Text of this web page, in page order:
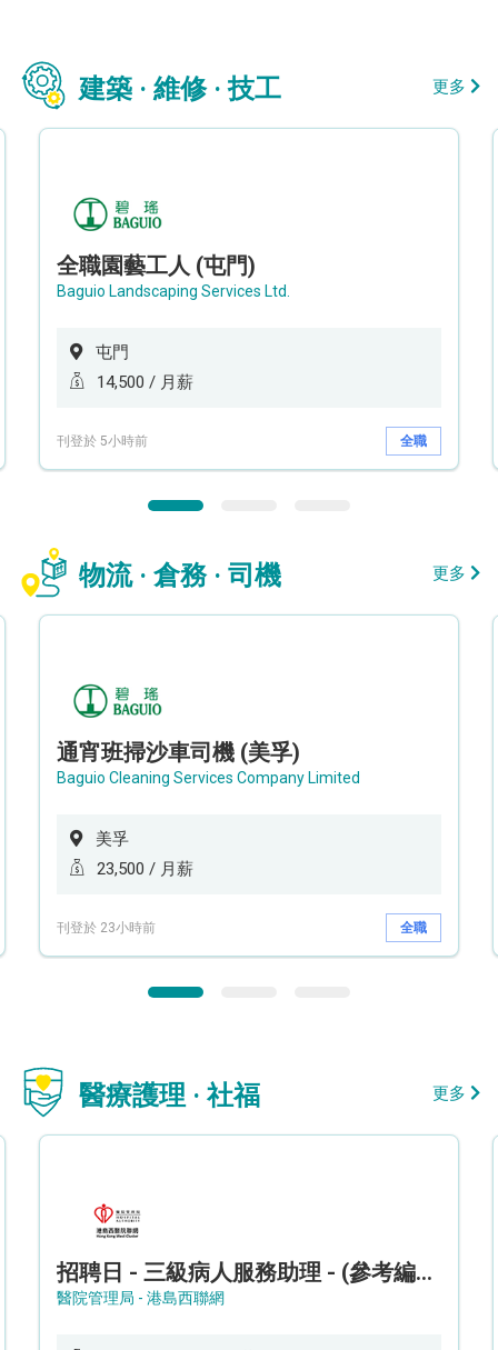
建築 · 維修 · 技工 更多
全職園藝工人 (屯門)
Baguio Landscaping Services Ltd.
屯門
14,500 / 月薪
刊登於 5小時前 全職
物流 · 倉務 · 司機 更多
通宵班掃沙車司機 (美孚)
Baguio Cleaning Services Company Limited
美孚
23,500 / 月薪
刊登於 23小時前 全職
醫療護理 · 社福 更多
招聘日 - 三級病人服務助理 - (參考編號: HKWCS260107)
醫院管理局 - 港島西聯網